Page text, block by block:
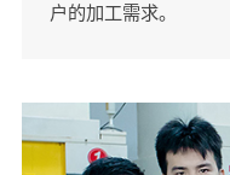
户的加工需求。